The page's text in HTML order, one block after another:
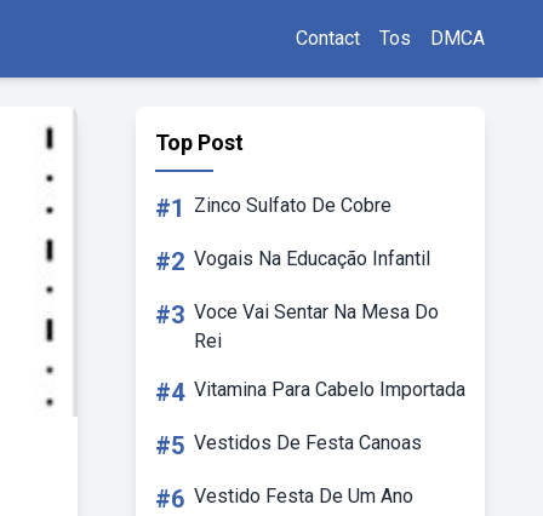
Contact Tos DMCA
Top Post
#1 Zinco Sulfato De Cobre
#2 Vogais Na Educação Infantil
#3 Voce Vai Sentar Na Mesa Do
Rei
#4 Vitamina Para Cabelo Importada
#5 Vestidos De Festa Canoas
#6 Vestido Festa De Um Ano